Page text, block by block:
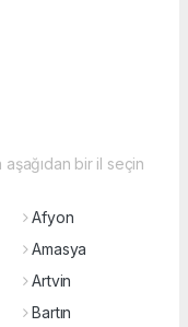
bir il seçin
Afyon
Amasya
Artvin
Bartın